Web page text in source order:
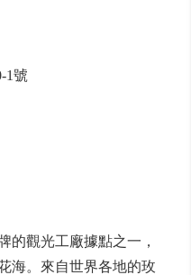
1號
的觀光工廠據點之一，
海。來自世界各地的玫